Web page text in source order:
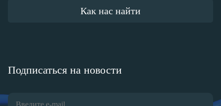
Как нас найти
Подписаться на новости